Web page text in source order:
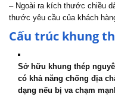
– Ngoài ra kích thước chiều
thước yêu cầu của khách
Cấu trúc khung
Sở hữu khung thép
có khả năng chống địa
dạng nếu bị va chạm